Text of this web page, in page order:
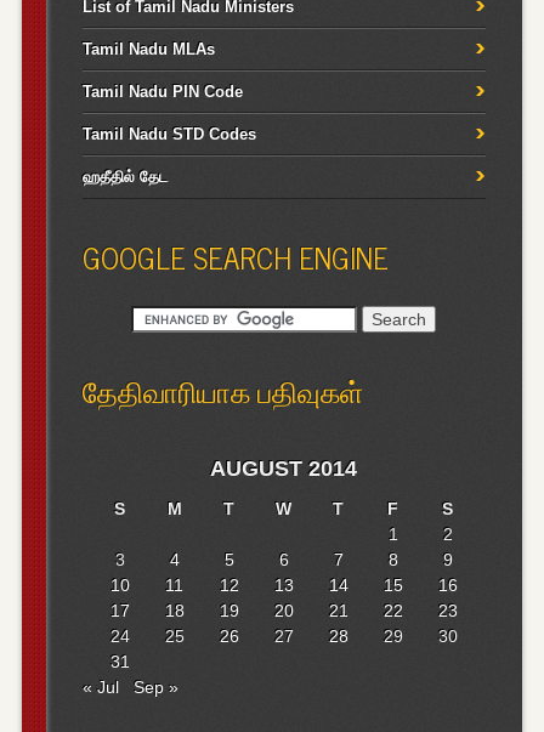
List of Tamil Nadu Ministers
Tamil Nadu MLAs
Tamil Nadu PIN Code
Tamil Nadu STD Codes
ஹதீதில் தேட
GOOGLE SEARCH ENGINE
தேதிவாரியாக பதிவுகள்
AUGUST 2014
S M T W T F
S
1
2
3
4 5 6 7 8
9
10
11 12 13 14 15
16
17
18 19 20 21 22
23
24
25 26 27 28 29
30
31
« Jul
Sep »